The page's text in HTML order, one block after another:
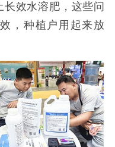
效水溶肥，这些问
，种植户用起来放